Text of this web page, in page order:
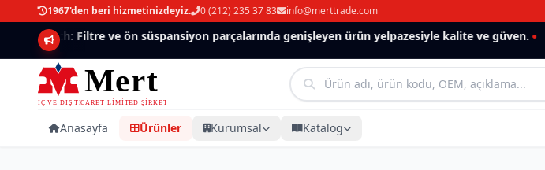
1967'den beri hizmetinizdeyiz. 0 (212) 235 37 83 info@merttrade.com
Mannlich: Filtre ve ön süspansiyon parçalarında genişleyen ürün yelpazesiyle kalite ve güven.
Anasayfa Ürünler Kurumsal Katalog